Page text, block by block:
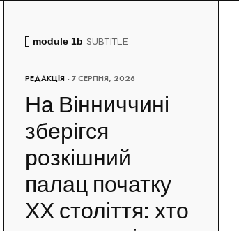
module 1b SUBTITLE
РЕДАКЦІЯ- 7 СЕРПНЯ, 2026
На Вінниччині
зберігся
розкішний
палац початку
ХХ століття: хто